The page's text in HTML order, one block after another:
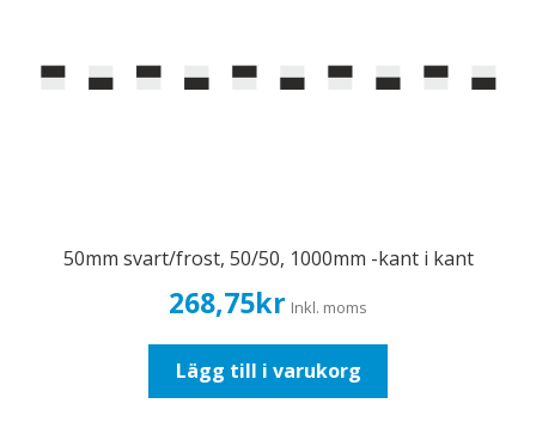
50mm svart/frost, 50/50, 1000mm -kant i kant
268,75kr Inkl. moms
Lägg till i varukorg